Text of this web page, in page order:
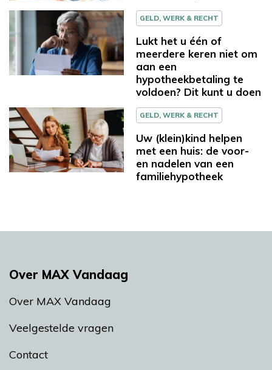
GELD, WERK & RECHT
Lukt het u één of
meerdere keren niet om
aan een
hypotheekbetaling te
voldoen? Dit kunt u doen
GELD, WERK & RECHT
Uw (klein)kind helpen
met een huis: de voor-
en nadelen van een
familiehypotheek
Over MAX Vandaag
Over MAX Vandaag
Veelgestelde vragen
Contact